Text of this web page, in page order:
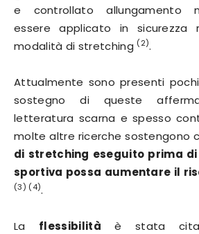
e controllato allungamento
essere applicato in
modalità di stretching (2).
Attualmente sono presenti
sostegno di queste
letteratura scarna e spesso
molte altre ricerche sostengono
di stretching eseguito prima
sportiva possa aumentare il
(3) (4).
La flessibilità è stata